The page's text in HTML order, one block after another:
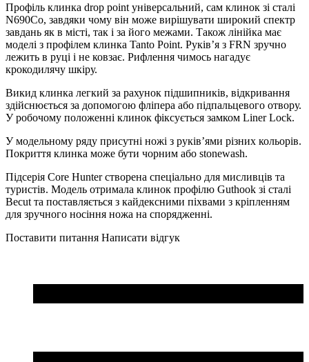
Профіль клинка drop point універсальний, сам клинок зі сталі
N690Co, завдяки чому він може вирішувати широкий спектр
завдань як в місті, так і за його межами. Також лінійка має
моделі з профілем клинка Tanto Point. Руків’я з FRN зручно
лежить в руці і не ковзає. Рифлення чимось нагадує
крокодилячу шкіру.
Викид клинка легкий за рахунок підшипників, відкривання
здійснюється за допомогою фліпера або підпальцевого отвору.
У робочому положенні клинок фіксується замком Liner Lock.
У модельному ряду присутні ножі з руків’ями різних кольорів.
Покриття клинка може бути чорним або stonewash.
Підсерія Core Hunter створена спеціально для мисливців та
туристів. Модель отримала клинок профілю Guthook зі сталі
Becut та поставляється з кайдексними піхвами з кріпленням
для зручного носіння ножа на спорядженні.
Поставити питання Написати відгук